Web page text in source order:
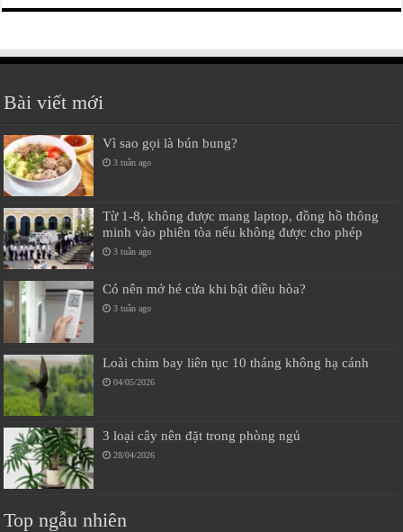
Bài viết mới
Vì sao gọi là bún bung?
3 tuần ago
Từ 1-8, không được mang laptop, đồng hồ thông
minh vào phiên tòa nếu không được cho phép
3 tuần ago
Có nên mở hé cửa khi bật điều hòa?
3 tuần ago
Loài chim bay liên tục 10 tháng không hạ cánh
04/05/2026
3 loại cây nên đặt trong phòng ngủ
28/04/2026
Top ngẫu nhiên